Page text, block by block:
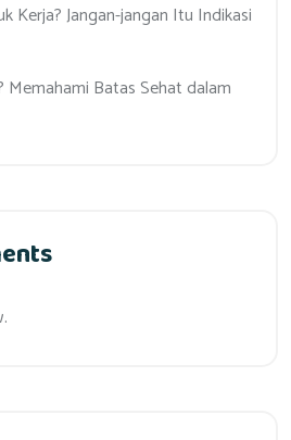
Kerja? Jangan-jangan Itu Indikasi
Memahami Batas Sehat dalam